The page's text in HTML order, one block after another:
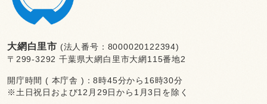
大網白里市 (法人番号：8000020122394)
〒299-3292 千葉県大網白里市大網115番地2
開庁時間 ( 本庁舎 )：8時45分から16時30分
※土日祝日および12月29日から1月3日を除く